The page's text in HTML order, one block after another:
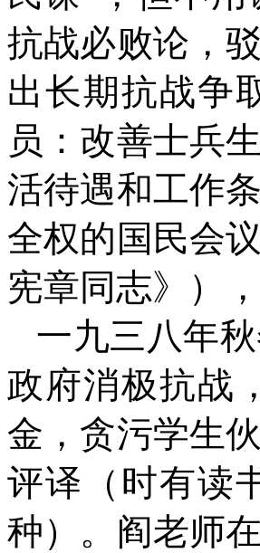
抗战必败论，
出长期抗战争
员：改善士兵
活待遇和工作
全权的国民会
宪章同志》）
一九三八年
政府消极抗战
金，贪污学生
评译（时有读
种）。阎老师